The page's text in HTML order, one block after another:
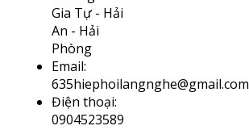
Gia Tự - Hải
An - Hải
Phòng
Email:
635hiephoilangnghe@gmail.com
Điện thoại:
0904523589